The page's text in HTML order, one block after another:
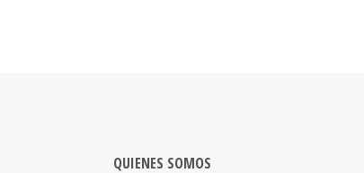
QUIENES SOMOS